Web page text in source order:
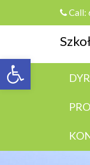
Otwórz
Call: